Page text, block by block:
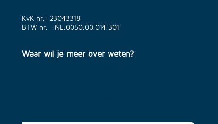
KvK nr.: 23043318
BTW nr. : NL.0050.00.014.B01
Waar wil je meer over weten?